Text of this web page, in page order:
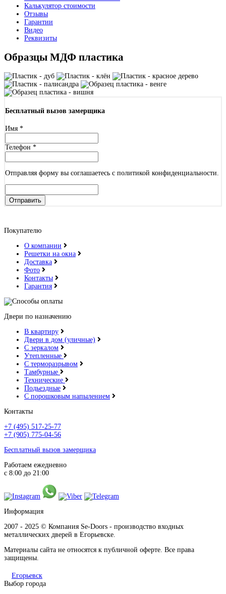
Калькулятор стоимости
Отзывы
Гарантии
Видео
Реквизиты
Образцы МДФ пластика
Бесплатный вызов замерщика
Имя *
Телефон *
Отправляя форму вы соглашаетесь с политикой конфиденциальности.
Отправить
Покупателю
О компании
Решетки на окна
Доставка
Фото
Контакты
Гарантия
Двери по назначению
В квартиру
Двери в дом (уличные)
С зеркалом
Утепленные
С терморазрывом
Тамбурные
Технические
Подьездные
С порошковым напылением
Контакты
+7 (495) 517-25-77
+7 (905) 775-04-56
Бесплатный вызов замерщика
Работаем ежедневно
с 8:00 до 21:00
Информация
2007 - 2025 © Компания Se-Doors - производство входных
металлических дверей в Егорьевске.
Материалы сайта не относятся к публичной оферте. Все права
защищены.
Егорьевск
Выбор города